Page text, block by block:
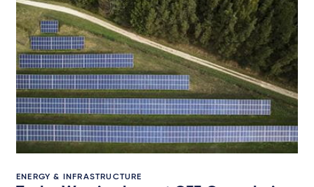
ENERGY & INFRASTRUCTURE